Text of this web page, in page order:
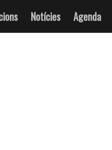
Notícies Agenda